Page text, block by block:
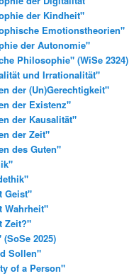
der Kindheit"
Emotionstheorien"
der Autonomie"
Philosophie" (WiSe 2324)
und Irrationalität"
der (Un)Gerechtigkeit"
der Existenz"
der Kausalität"
der Zeit"
des Guten"
Geist"
Wahrheit"
Zeit?"
2025)
Sollen"
of a Person"